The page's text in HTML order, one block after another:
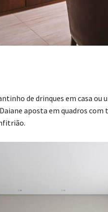
de drinques em casa
aposta em quadros